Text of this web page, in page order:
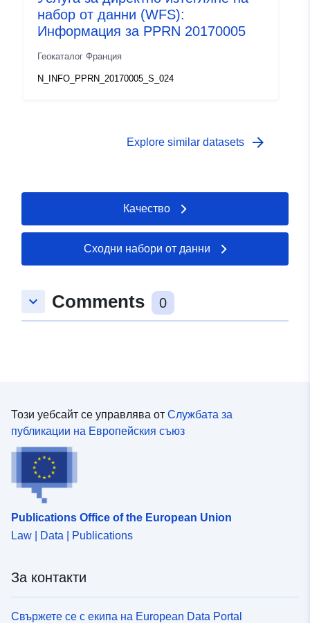
набор от данни (WFS):
Информация за PPRN 20170005
Геокаталог Франция
N_INFO_PPRN_20170005_S_024
Explore similar datasets arrow_forward
Качество
Сходни набори от данни
keyboard_arrow_down Comments 0
Този уебсайт се управлява от Службата за
публикации на Европейския съюз
Publications Office of the European Union
Law | Data | Publications
За контакти
Свържете се с екипа на European Data Portal